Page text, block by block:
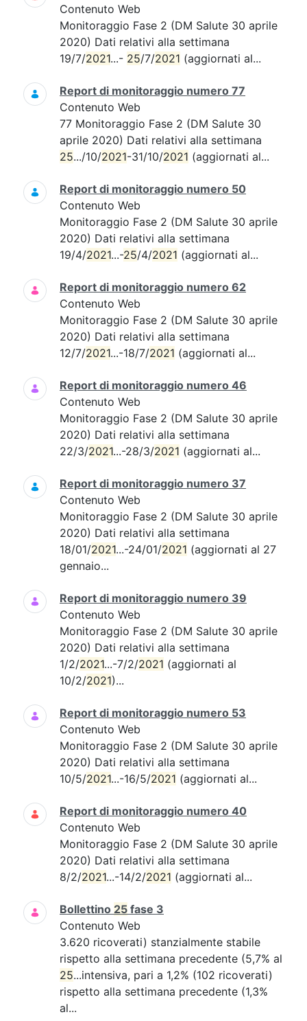
Contenuto Web
Monitoraggio Fase 2 (DM Salute 30 aprile
2020) Dati relativi alla settimana
19/7/2021...- 25/7/2021 (aggiornati al...
Report di monitoraggio numero 77
Contenuto Web
77 Monitoraggio Fase 2 (DM Salute 30
aprile 2020) Dati relativi alla settimana
25.../10/2021-31/10/2021 (aggiornati al...
Report di monitoraggio numero 50
Contenuto Web
Monitoraggio Fase 2 (DM Salute 30 aprile
2020) Dati relativi alla settimana
19/4/2021...-25/4/2021 (aggiornati al...
Report di monitoraggio numero 62
Contenuto Web
Monitoraggio Fase 2 (DM Salute 30 aprile
2020) Dati relativi alla settimana
12/7/2021...-18/7/2021 (aggiornati al...
Report di monitoraggio numero 46
Contenuto Web
Monitoraggio Fase 2 (DM Salute 30 aprile
2020) Dati relativi alla settimana
22/3/2021...-28/3/2021 (aggiornati al...
Report di monitoraggio numero 37
Contenuto Web
Monitoraggio Fase 2 (DM Salute 30 aprile
2020) Dati relativi alla settimana
18/01/2021...-24/01/2021 (aggiornati al 27
gennaio...
Report di monitoraggio numero 39
Contenuto Web
Monitoraggio Fase 2 (DM Salute 30 aprile
2020) Dati relativi alla settimana
1/2/2021...-7/2/2021 (aggiornati al
10/2/2021)...
Report di monitoraggio numero 53
Contenuto Web
Monitoraggio Fase 2 (DM Salute 30 aprile
2020) Dati relativi alla settimana
10/5/2021...-16/5/2021 (aggiornati al...
Report di monitoraggio numero 40
Contenuto Web
Monitoraggio Fase 2 (DM Salute 30 aprile
2020) Dati relativi alla settimana
8/2/2021...-14/2/2021 (aggiornati al...
Bollettino 25 fase 3
Contenuto Web
3.620 ricoverati) stanzialmente stabile
rispetto alla settimana precedente (5,7% al
25...intensiva, pari a 1,2% (102 ricoverati)
rispetto alla settimana precedente (1,3%
al...